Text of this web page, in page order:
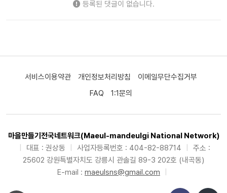
등록된 댓글이 없습니다.
서비스이용약관 개인정보처리방침
이메일무단수집거부
FAQ
1:1문의
마을만들기전국네트워크(Maeul-mandeulgi National Network)
대표 : 권상동 사업자등록번호 : 404-82-88714
주소 :
25602 강원특별자치도 강릉시 관솔길 89-3 202호 (내곡동)
E-mail : maeulsns@gmail.com